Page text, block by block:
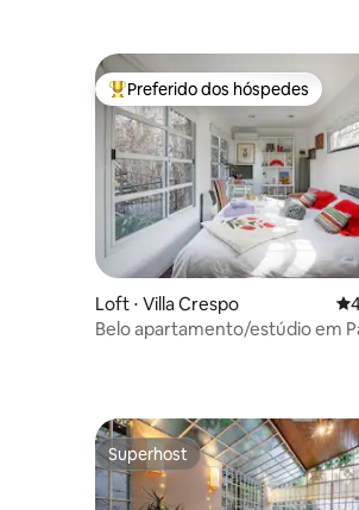
Entre os melhores preferidos
Preferido dos hóspedes
Loft ⋅ Villa Crespo
Belo apartamento/estúdio em
Superhost
Superhost